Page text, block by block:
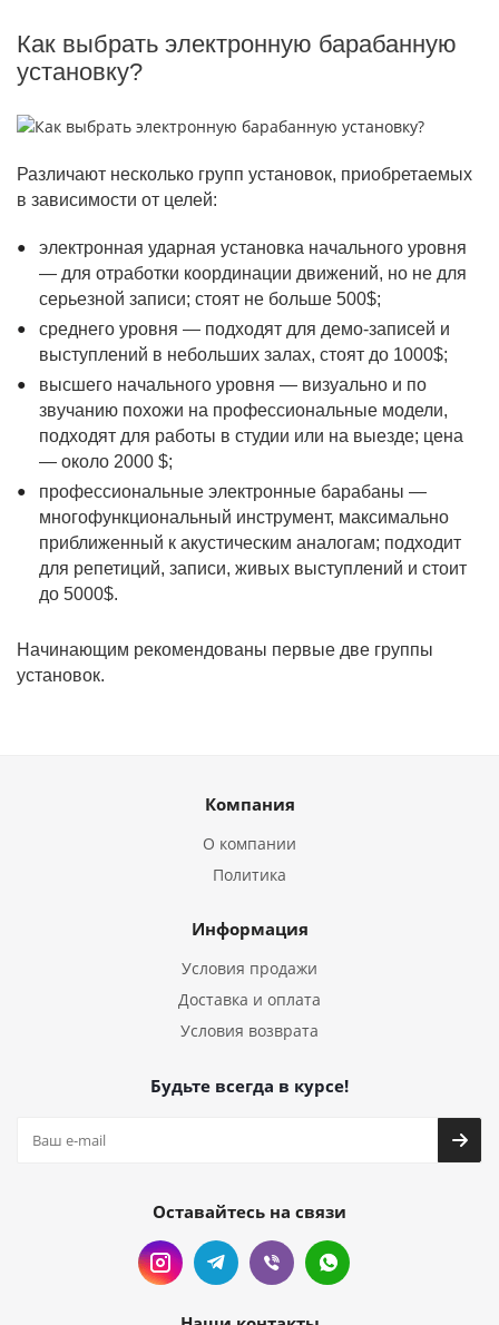
Как выбрать электронную барабанную
установку?
Различают несколько групп установок, приобретаемых
в зависимости от целей:
электронная ударная установка начального уровня
— для отработки координации движений, но не для
серьезной записи; стоят не больше 500$;
среднего уровня — подходят для демо-записей и
выступлений в небольших залах, стоят до 1000$;
высшего начального уровня — визуально и по
звучанию похожи на профессиональные модели,
подходят для работы в студии или на выезде; цена
— около 2000 $;
профессиональные электронные барабаны —
многофункциональный инструмент, максимально
приближенный к акустическим аналогам; подходит
для репетиций, записи, живых выступлений и стоит
до 5000$.
Начинающим рекомендованы первые две группы
установок.
Компания
О компании
Политика
Информация
Условия продажи
Доставка и оплата
Условия возврата
Будьте всегда в курсе!
Оставайтесь на связи